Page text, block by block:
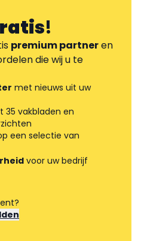
!
premium partneren
die wij u te
met nieuws uit uw
35 vakbladen en
een selectie van
voor uw bedrijf